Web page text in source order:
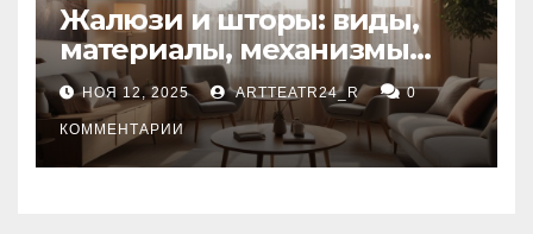
Жалюзи и шторы: виды,
материалы, механизмы
управления и уход
НОЯ 12, 2025 ARTTEATR24_R 0
КОММЕНТАРИИ